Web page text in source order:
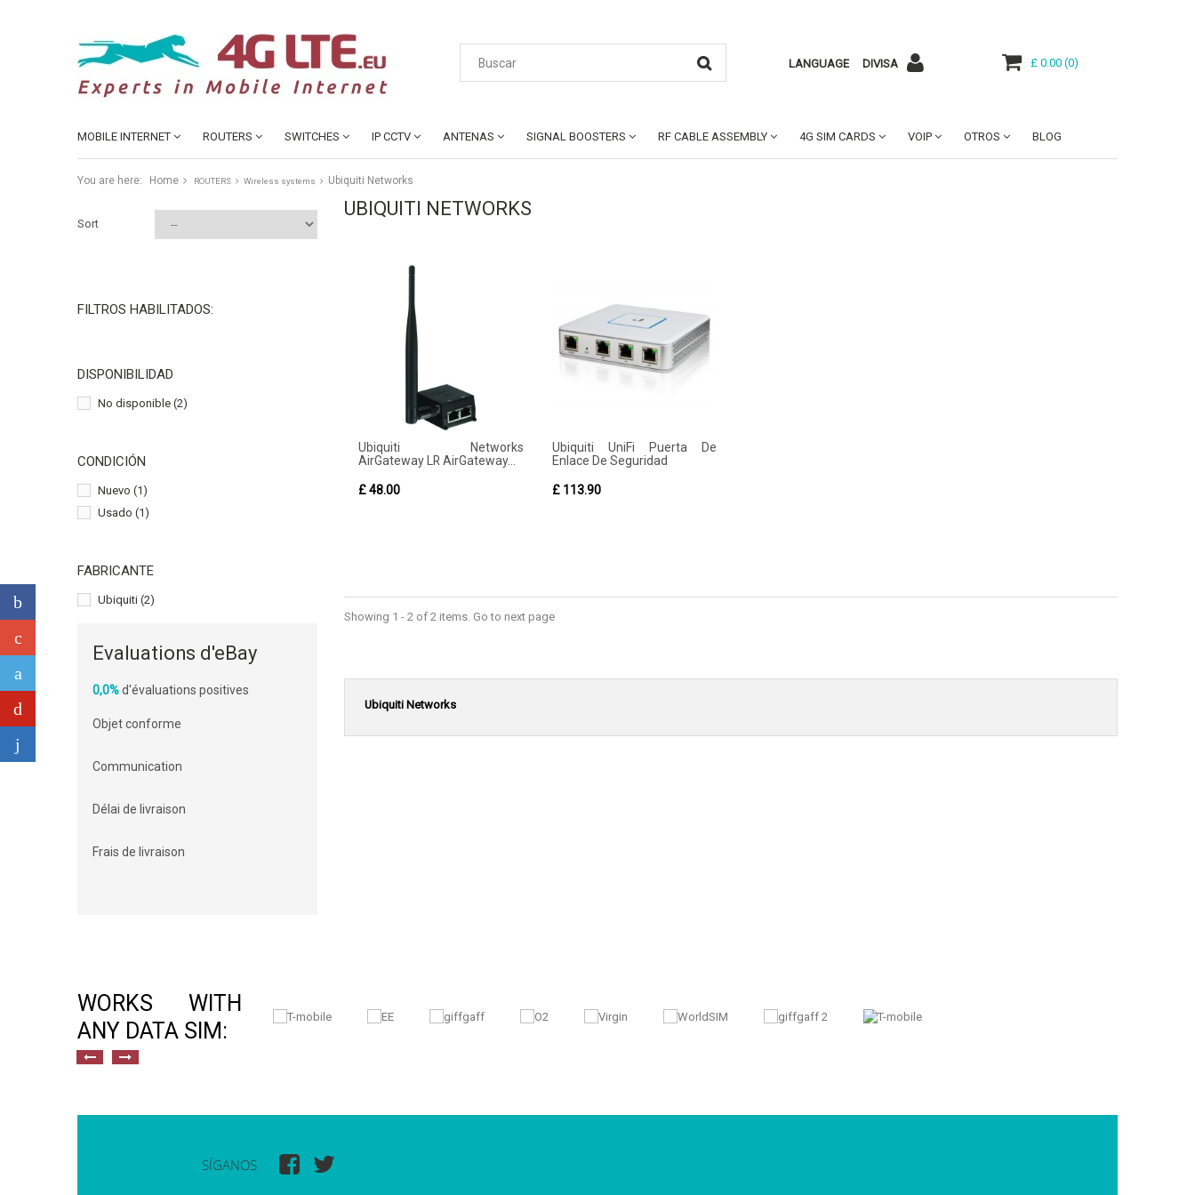
LANGUAGE DIVISA £ 0.00 (0)
MOBILE INTERNET ROUTERS SWITCHES IP CCTV ANTENAS SIGNAL BOOSTERS RF CABLE ASSEMBLY 4G SIM CARDS VOIP OTROS BLOG
You are here: Home ROUTERS Wireless systems Ubiquiti Networks
Sort
FILTROS HABILITADOS:
DISPONIBILIDAD
No disponible (2)
CONDICIÓN
Nuevo (1)
Usado (1)
FABRICANTE
Ubiquiti (2)
Evaluations d'eBay
0,0%d'évaluations positives
Objet conforme
Communication
Délai de livraison
Frais de livraison
UBIQUITI NETWORKS
Ubiquiti Networks
AirGateway LR AirGateway...
£ 48.00
Ubiquiti UniFi Puerta De
Enlace De Seguridad
£ 113.90
Showing 1 - 2 of 2 items. Go to next page
Ubiquiti Networks
WORKS WITH
ANY DATA SIM:
SÍGANOS